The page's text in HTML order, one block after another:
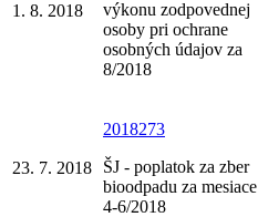
1. 8. 2018
výkonu zodpovednej
osoby pri ochrane
osobných údajov za
8/2018
23. 7. 2018
2018273
ŠJ - poplatok za zber
bioodpadu za mesiace
4-6/2018